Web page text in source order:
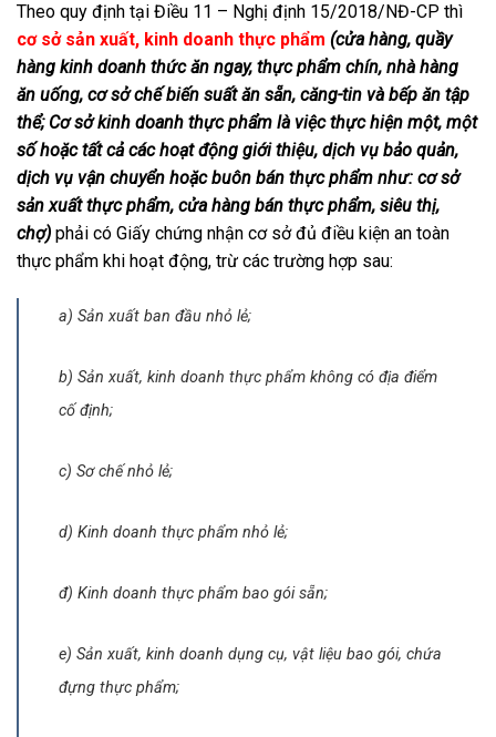
Theo quy định tại Điều 11 – Nghị định 15/2018/NĐ-CP thì
cơ sở sản xuất, kinh doanh thực phẩm (cửa hàng, quầy
hàng kinh doanh thức ăn ngay, thực phẩm chín, nhà hàng
ăn uống, cơ sở chế biến suất ăn sẵn, căng-tin và bếp ăn tập
thể; Cơ sở kinh doanh thực phẩm là việc thực hiện một, một
số hoặc tất cả các hoạt động giới thiệu, dịch vụ bảo quản,
dịch vụ vận chuyển hoặc buôn bán thực phẩm như: cơ sở
sản xuất thực phẩm, cửa hàng bán thực phẩm, siêu thị,
chợ) phải có Giấy chứng nhận cơ sở đủ điều kiện an toàn
thực phẩm khi hoạt động, trừ các trường hợp sau:
a) Sản xuất ban đầu nhỏ lẻ;
b) Sản xuất, kinh doanh thực phẩm không có địa điểm
cố định;
c) Sơ chế nhỏ lẻ;
d) Kinh doanh thực phẩm nhỏ lẻ;
đ) Kinh doanh thực phẩm bao gói sẵn;
e) Sản xuất, kinh doanh dụng cụ, vật liệu bao gói, chứa
đựng thực phẩm;